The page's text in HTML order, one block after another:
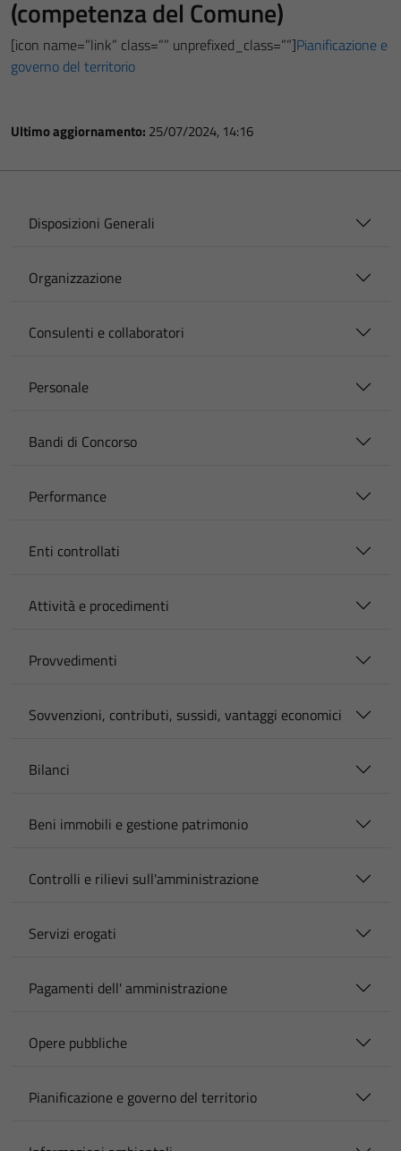
(competenza del Comune)
[icon name=”link” class=”” unprefixed_class=””]Pianificazione e
governo del territorio
Ultimo aggiornamento: 25/07/2024, 14:16
Disposizioni Generali
Organizzazione
Consulenti e collaboratori
Personale
Bandi di Concorso
Performance
Enti controllati
Attività e procedimenti
Provvedimenti
Sovvenzioni, contributi, sussidi, vantaggi economici
Bilanci
Beni immobili e gestione patrimonio
Controlli e rilievi sull'amministrazione
Servizi erogati
Pagamenti dell' amministrazione
Opere pubbliche
Pianificazione e governo del territorio